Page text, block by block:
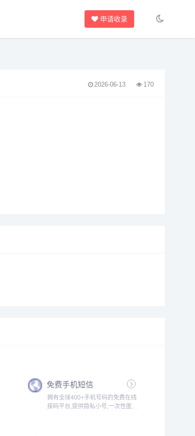
申请收录
2026-06-13 170
免费手机短信
拥有全球400+手机号码的免费在线
接码平台,提供隐私小号,一次性匿名